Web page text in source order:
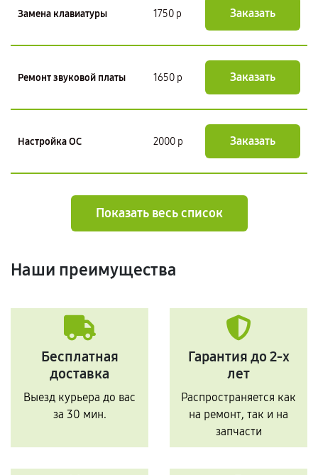
Замена клавиатуры 1750 р Заказать
Ремонт звуковой платы 1650 р Заказать
Настройка ОС 2000 р Заказать
Показать весь список
Наши преимущества
Бесплатная
доставка
Выезд курьера до вас
за 30 мин.
Гарантия до 2-х
лет
Распространяется как
на ремонт, так и на
запчасти